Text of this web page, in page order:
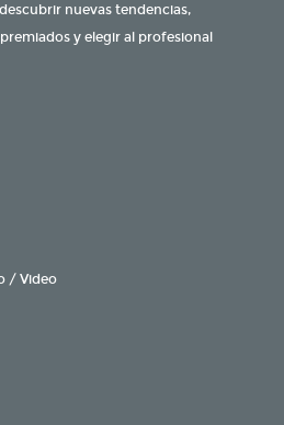
nuevas tendencias,
y elegir al profesional
/ Video